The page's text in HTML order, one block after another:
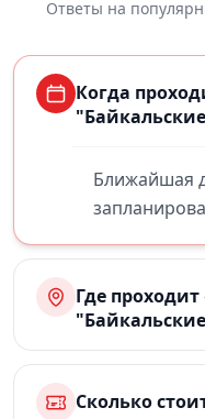
Ответы на
Когда
Ближайшая
Где
Сколько